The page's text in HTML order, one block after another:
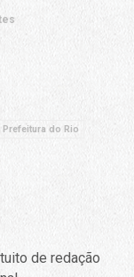
Prefeitura do Rio
de redação